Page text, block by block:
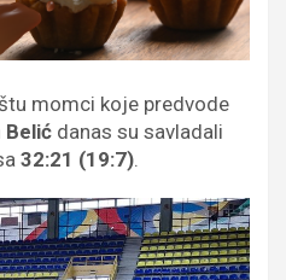
momci koje predvode
Belić danas su savladali
32:21 (19:7).